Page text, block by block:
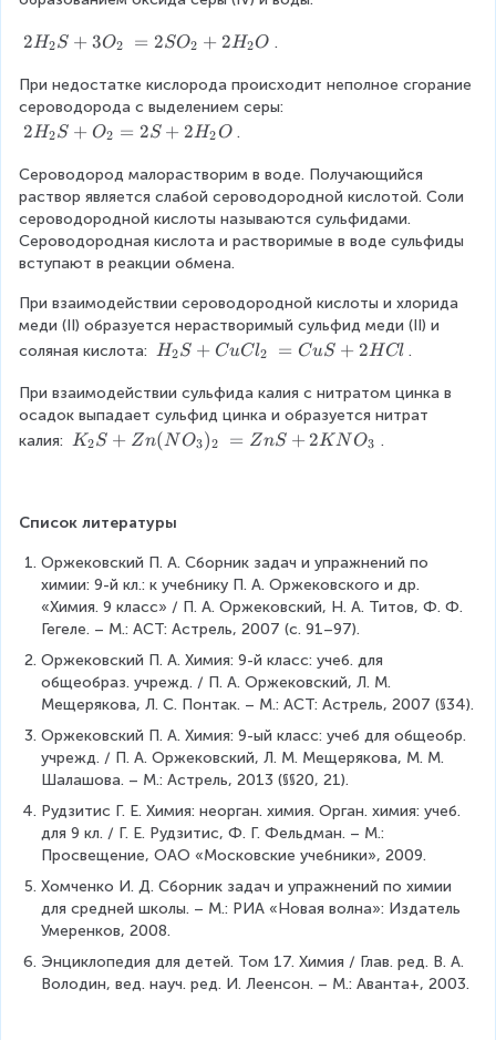
2
_
2
S
3
O
_
2
=
S
O
_
+
2
H
2H2S + 3O2 = 2SO2 + 2H2O .
При недостатке кислорода происходит неполное сгорание
сероводорода с выделением серы:
2
_
2
S
+
O
2
=
2
+
2
H
2H2S + O2 = 2S + 2H2O .
Сероводород малорастворим в воде. Получающийся
раствор является слабой сероводородной кислотой. Соли
сероводородной кислоты называются сульфидами.
Сероводородная кислота и растворимые в воде сульфиды
вступают в реакции обмена.
При взаимодействии сероводородной кислоты и хлорида
меди (II) образуется нерастворимый сульфид меди (II) и
соляная кислота: H
2
S
+
l
2
=
C
u
S
+
2
H
C
H2S + CuCl2 = CuS + 2HCl .
При взаимодействии сульфида калия с нитратом цинка в
осадок выпадает сульфид цинка и образуется нитрат
калия: K
+
n
(
N
O
_
3
)
_
2
=
n
S
+
2
K
N
_
3
K2S + Zn(NO3)2 = ZnS + 2KN O3 .
Список литературы
Оржековский П. А. Сборник задач и упражнений по
химии: 9-й кл.: к учебнику П. А. Оржековского и др.
«Химия. 9 класс» / П. А. Оржековский, Н. А. Титов, Ф. Ф.
Гегеле. – М.: АСТ: Астрель, 2007 (с. 91–97).
Оржековский П. А. Химия: 9-й класс: учеб. для
общеобраз. учрежд. / П. А. Оржековский, Л. М.
Мещерякова, Л. С. Понтак. – М.: АСТ: Астрель, 2007 (§34).
Оржековский П. А. Химия: 9-ый класс: учеб для общеобр.
учрежд. / П. А. Оржековский, Л. М. Мещерякова, М. М.
Шалашова. – М.: Астрель, 2013 (§§20, 21).
Рудзитис Г. Е. Химия: неорган. химия. Орган. химия: учеб.
для 9 кл. / Г. Е. Рудзитис, Ф. Г. Фельдман. – М.:
Просвещение, ОАО «Московские учебники», 2009.
Хомченко И. Д. Сборник задач и упражнений по химии
для средней школы. – М.: РИА «Новая волна»: Издатель
Умеренков, 2008.
Энциклопедия для детей. Том 17. Химия / Глав. ред. В. А.
Володин, вед. науч. ред. И. Леенсон. – М.: Аванта+, 2003.